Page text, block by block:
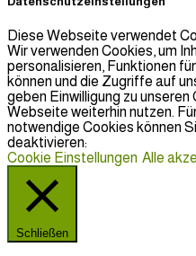
Diese Webseite verwendet
Wir verwenden Cookies, um
personalisieren, Funktionen
können und die Zugriffe auf
geben Einwilligung zu unseren
Webseite weiterhin nutzen.
notwendige Cookies können
deaktivieren:
Cookie Einstellungen Alle
Schließen